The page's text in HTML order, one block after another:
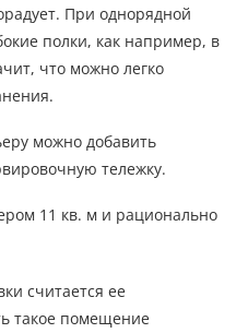
При однорядной
полки, как например, в
что можно легко
можно добавить
тележку.
считается ее
такое помещение